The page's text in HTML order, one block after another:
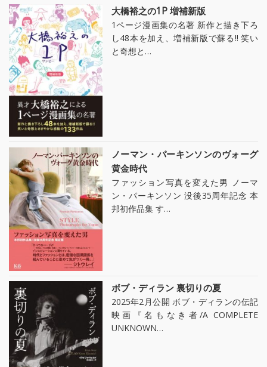
大橋裕之の1P 増補新版
1ページ漫画集の名著 新作と描き下ろ
し48本を加え、増補新版で蘇る!! 笑い
と奇想と…
ノーマン・パーキンソンのヴォーグ
黄金時代
ファッション写真を変えた男 ノーマ
ン・パーキンソン 没後35周年記念 本
邦初作品集 す…
ボブ・ディラン 裏切りの夏
2025年2月公開 ボブ・ディランの伝記
映画『名もなき者/A COMPLETE
UNKNOWN…